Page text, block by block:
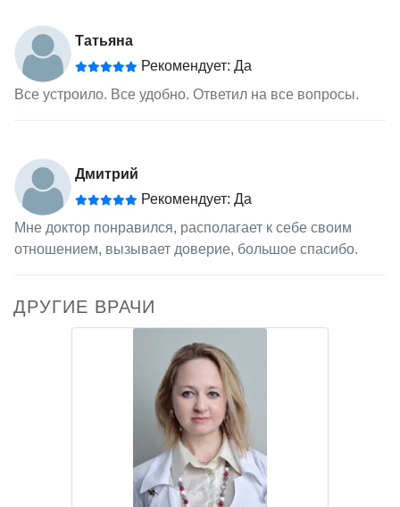
Татьяна
Рекомендует: Да
Все устроило. Все удобно. Ответил на все вопросы.
Дмитрий
Рекомендует: Да
Мне доктор понравился, располагает к себе своим
отношением, вызывает доверие, большое спасибо.
ДРУГИЕ ВРАЧИ